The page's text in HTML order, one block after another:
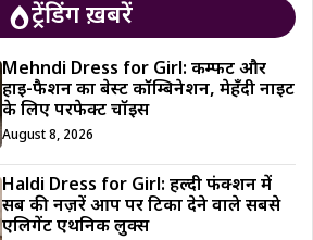
ट्रेंडिंग ख़बरें
Mehndi Dress for Girl: कम्फर्ट और
हाई-फैशन का बेस्ट कॉम्बिनेशन, मेहँदी नाइट
के लिए परफेक्ट चॉइस
August 8, 2026
Haldi Dress for Girl: हल्दी फंक्शन में
सब की नज़रें आप पर टिका देने वाले सबसे
एलिगेंट एथनिक लुक्स